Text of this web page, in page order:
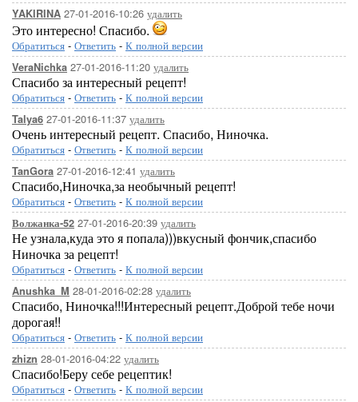
YAKIRINA 27-01-2016-10:26 удалить
Это интересно! Спасибо.
Обратиться - Ответить - К полной версии
VeraNichka 27-01-2016-11:20 удалить
Спасибо за интересный рецепт!
Обратиться - Ответить - К полной версии
Talya6 27-01-2016-11:37 удалить
Очень интересный рецепт. Спасибо, Ниночка.
Обратиться - Ответить - К полной версии
TanGora 27-01-2016-12:41 удалить
Спасибо,Ниночка,за необычный рецепт!
Обратиться - Ответить - К полной версии
Волжанка-52 27-01-2016-20:39 удалить
Не узнала,куда это я попала)))вкусный фончик,спасибо
Ниночка за рецепт!
Обратиться - Ответить - К полной версии
Anushka_M 28-01-2016-02:28 удалить
Спасибо, Ниночка!!!Интересный рецепт.Доброй тебе ночи
дорогая!!
Обратиться - Ответить - К полной версии
zhizn 28-01-2016-04:22 удалить
Спасибо!Беру себе рецептик!
Обратиться - Ответить - К полной версии